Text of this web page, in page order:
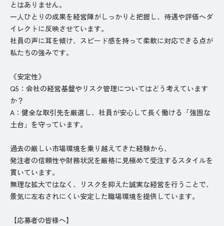
とはありません。
一人ひとりの成果を経営陣がしっかりと把握し、待遇や評価へダ
イレクトに反映させています。
社員の声に耳を傾け、スピード感を持って柔軟に対応できる点が
私たちの強みです。
《安定性️》
Q5：会社の経営基盤やリスク管理についてはどう考えています
か？
A：健全な取引先を厳選し、社員が安心して長く働ける「強固な
土台」を守っています。
過去の厳しい市場環境を乗り越えてきた経験から、
発注者の信頼性や財務状況を厳格に見極めて受注するスタイルを
貫いています。
無理な拡大ではなく、リスクを抑えた誠実な経営を行うことで、
景気に左右されにくい安定した職場環境を提供しています。
【応募者の皆様へ】